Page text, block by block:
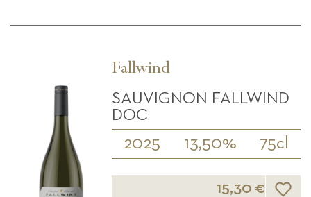
Fallwind
SAUVIGNON FALLWIND
DOC
2025 13,50% 75cl
15,30 €